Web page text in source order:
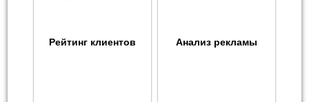
Рейтинг клиентов Анализ рекламы